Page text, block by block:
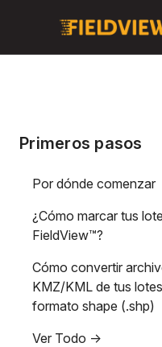
Primeros pasos
Por dónde comenzar
¿Cómo marcar tus
FieldView™?
Cómo convertir
KMZ/KML de tus
formato shape (.shp)
Ver Todo ->